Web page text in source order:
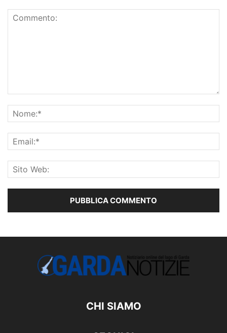
CHI SIAMO